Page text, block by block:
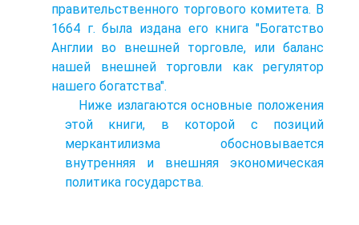
правительственного торгового комитета. В
1664 г. была издана его книга "Богатство
Англии во внешней торговле, или баланс
нашей внешней торговли как регулятор
нашего богатства".
Ниже излагаются основные положения
этой книги, в которой с позиций
меркантилизма обосновывается
внутренняя и внешняя экономическая
политика государства.